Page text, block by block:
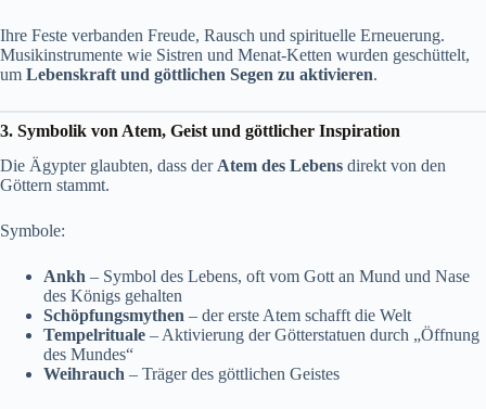
Ihre Feste verbanden Freude, Rausch und spirituelle Erneuerung.
Musikinstrumente wie Sistren und Menat-Ketten wurden geschüttelt,
um Lebenskraft und göttlichen Segen zu aktivieren.
3. Symbolik von Atem, Geist und göttlicher Inspiration
Die Ägypter glaubten, dass der Atem des Lebens direkt von den
Göttern stammt.
Symbole:
Ankh – Symbol des Lebens, oft vom Gott an Mund und Nase
des Königs gehalten
Schöpfungsmythen – der erste Atem schafft die Welt
Tempelrituale – Aktivierung der Götterstatuen durch „Öffnung
des Mundes“
Weihrauch – Träger des göttlichen Geistes